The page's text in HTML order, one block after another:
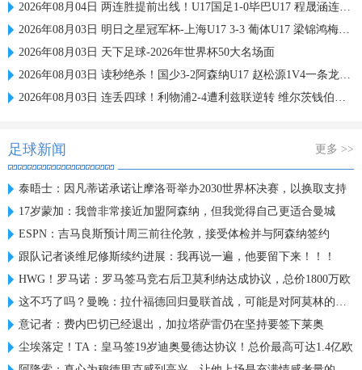
2026年08月04日 两连胜提前出线！U17国足1-0毕巴U17 程晟涵连场破门赵松源中楣
2026年08月03日 明日之星冠军杯-上海U17 3-3 葡体U17 梁锦鸿梅开二度
2026年08月03日 天下足球-2026年世界杯50大名场面
2026年08月03日 读秒绝杀！国少3-2阿森纳U17 赵松源1V4一条龙+造乌龙 程晟涵绝杀
2026年08月03日 连丢四球！利物浦2-4遭利兹联逆转 维尔茨钱伯斯破门凯尔凯兹失误
足球新闻 更多 >>
泰晤士：因凡蒂诺承诺让摩洛哥举办2030世界杯决赛，以换取支持
17岁蒙加：我曾非常接近加盟阿森纳，但我觉得自己更适合曼城
ESPN：吉马良斯预计周三前往伦敦，接受体检并与阿森纳签约
跟队记者谈维尼修斯续约进展：我再说一遍，他要留下来！！！
HWG！罗马诺：罗马签马竞右后卫莫利纳达成协议，总价1800万欧
这不巧了吗？曼晚：拉什福德回归曼联首战，可能是对阿莫林的米兰
意记者：费内巴切已经退出，加拉塔萨雷仍在坚持要签下莱奥
尘埃落定！TA：皇马签19岁迪奥曼德达协议！总价最高可达1.4亿欧